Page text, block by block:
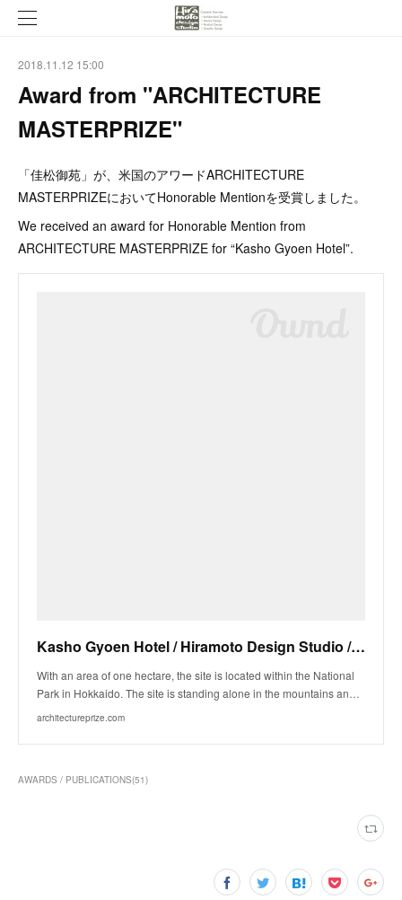
2018.11.12 15:00
Award from "ARCHITECTURE
MASTERPRIZE"
「佳松御苑」が、米国のアワードARCHITECTURE
MASTERPRIZEにおいてHonorable Mentionを受賞しました。
We received an award for Honorable Mention from
ARCHITECTURE MASTERPRIZE for “Kasho Gyoen Hotel”.
Kasho Gyoen Hotel / Hiramoto Design Studio / Hideyuki Hiramoto
With an area of one hectare, the site is located within the National
Park in Hokkaido. The site is standing alone in the mountains an…
architectureprize.com
AWARDS / PUBLICATIONS(51)